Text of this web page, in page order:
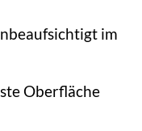
im
Oberfläche